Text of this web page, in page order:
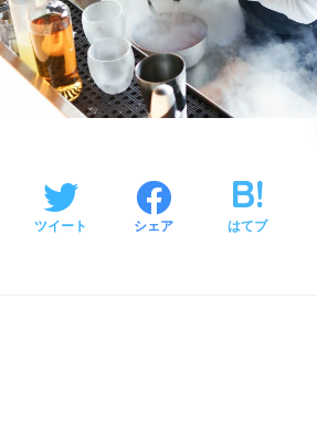
ツイート シェア はてブ